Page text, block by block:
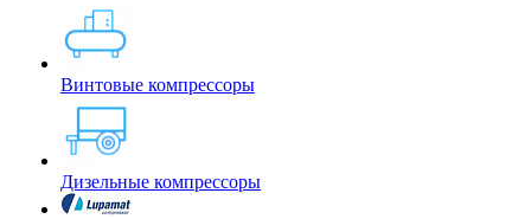
Винтовые компрессоры
Дизельные компрессоры